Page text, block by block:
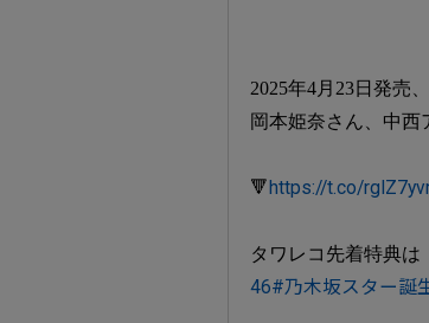
2025年4月23日発売
岡本姫奈さん、中西
🔻 https://t.co/
タワレコ先着特典は
46#乃木坂スター誕